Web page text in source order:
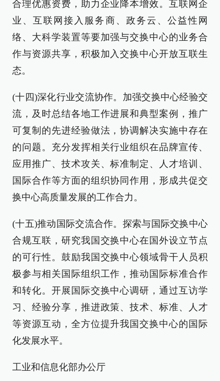
合理优惠资费，助力企业降本增效。互联网企
业、互联网接入服务商、政务云、公益性网
络、大科学装置等要加强与交换中心的业务合
作与资源共享，积极加入交换中心开放互联生
态。
(十四)深化行业交流协作。加强交换中心经验交
流，及时总结各地工作进展和典型案例，推广
可复制的先进经验做法，协调解决实施中存在
的问题。充分发挥相关行业组织在品牌宣传、
应用推广、技术攻关、标准制定、人才培训、
国际合作等方面的组织协同作用，形成共促交
换中心高质量发展的工作合力。
(十五)推动国际交流合作。探索与国际交换中心
合规互联，研究我国交换中心在国外设立节点
的可行性。鼓励我国交换中心领域骨干人员积
极参与相关国际组织工作，推动国际标准合作
和转化。开展国际交换中心调研，通过互访学
习、经验分享，推进政策、技术、标准、人才
等资源互动，全方位提升我国交换中心的国际
化发展水平。
工业和信息化部办公厅